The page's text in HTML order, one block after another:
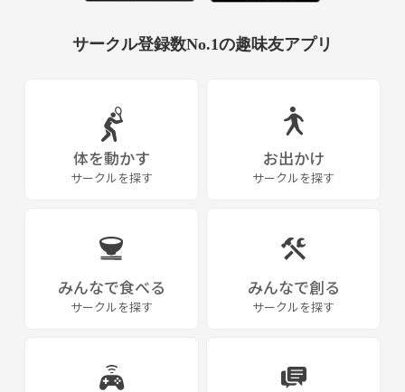
サークル登録数No.1の趣味友アプリ
体を動かす
サークルを探す
お出かけ
サークルを探す
みんなで食べる
サークルを探す
みんなで創る
サークルを探す